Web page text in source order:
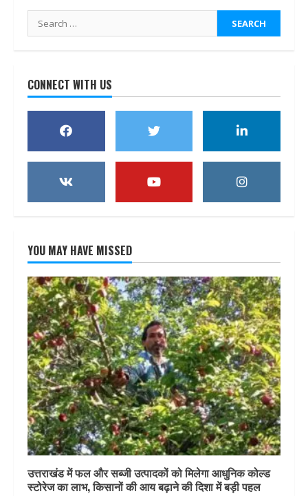
Search
for:
CONNECT WITH US
YOU MAY HAVE MISSED
उत्तराखंड में फल और सब्जी उत्पादकों को मिलेगा आधुनिक कोल्ड
स्टोरेज का लाभ, किसानों की आय बढ़ाने की दिशा में बड़ी पहल